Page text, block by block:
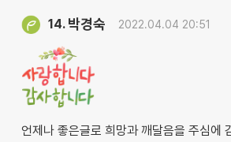
14. 박경숙 2022.04.04 20:51
언제나 좋은글로 희망과 깨달음을 주심에